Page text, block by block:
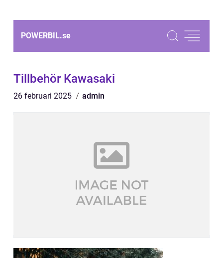
POWERBIL.se
Tillbehör Kawasaki
26 februari 2025 admin